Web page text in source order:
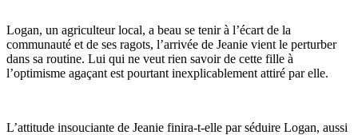
Logan, un agriculteur local, a beau se tenir à l’écart de la
communauté et de ses ragots, l’arrivée de Jeanie vient le perturber
dans sa routine. Lui qui ne veut rien savoir de cette fille à
l’optimisme agaçant est pourtant inexplicablement attiré par elle.
L’attitude insouciante de Jeanie finira-t-elle par séduire Logan, aussi